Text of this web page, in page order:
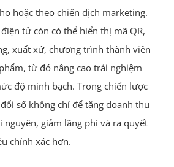
hoặc theo chiến dịch marketing.
tử còn có thể hiển thị mã QR,
xuất xứ, chương trình thành viên
từ đó nâng cao trải nghiệm
độ minh bạch. Trong chiến lược
số không chỉ để tăng doanh thu
nguyên, giảm lãng phí và ra quyết
chính xác hơn.